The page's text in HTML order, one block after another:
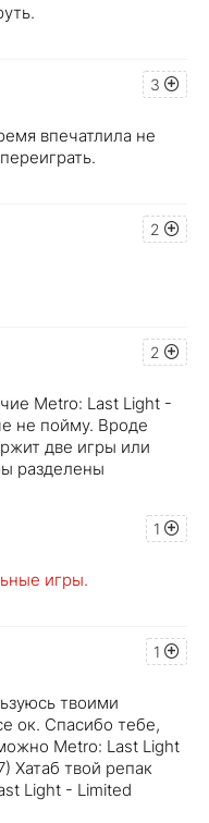
3
впечатлила не
2
2
Metro: Last Light -
не пойму. Вроде
две игры или
разделены
1
игры.
1
твоими
ок. Спасибо тебе,
Metro: Last Light
Хатаб твой репак
Light - Limited